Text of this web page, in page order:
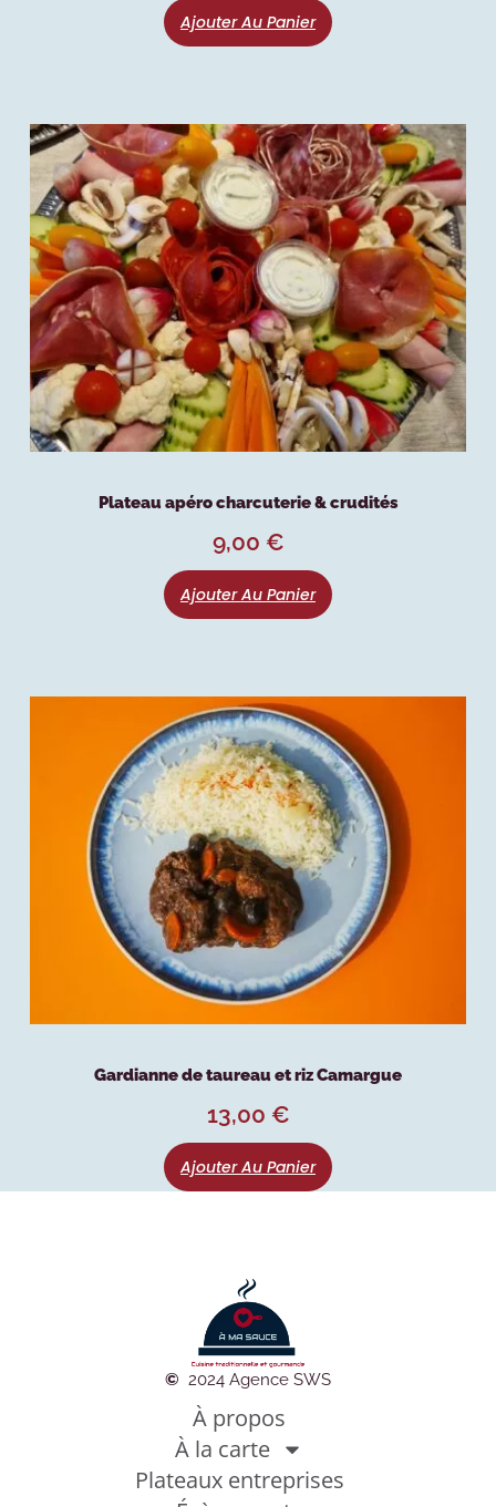
Ajouter Au Panier
Plateau apéro charcuterie & crudités
9,00 €
Ajouter Au Panier
Gardianne de taureau et riz Camargue
13,00 €
Ajouter Au Panier
À propos
À la carte
Plateaux entreprises
© 2024 Agence SWS